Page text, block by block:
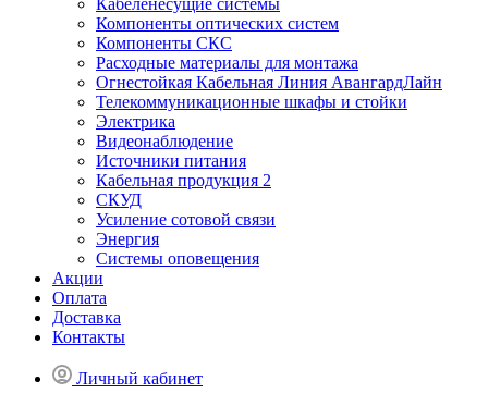
Кабеленесущие системы
Компоненты оптических систем
Компоненты СКС
Расходные материалы для монтажа
Огнестойкая Кабельная Линия АвангардЛайн
Телекоммуникационные шкафы и стойки
Электрика
Видеонаблюдение
Источники питания
Кабельная продукция 2
СКУД
Усиление сотовой связи
Энергия
Системы оповещения
Акции
Оплата
Доставка
Контакты
Личный кабинет